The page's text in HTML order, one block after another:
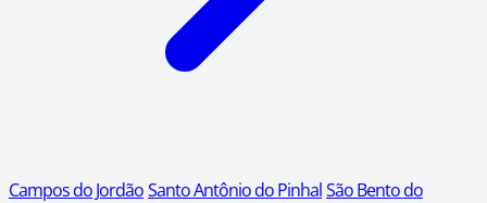
Campos do JordãoSanto Antônio do PinhalSão Bento do